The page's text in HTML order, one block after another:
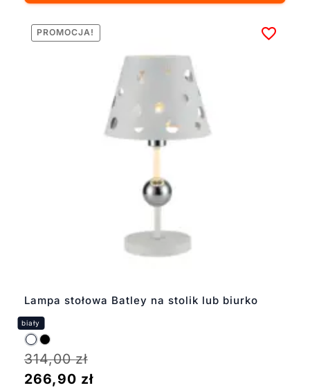
Lampa stołowa Batley na stolik lub biurko
PROMOCJA!
314,00zł
266,90 zł